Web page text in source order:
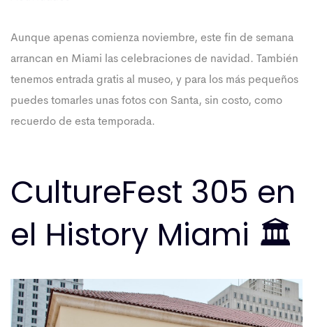
Aunque apenas comienza noviembre, este fin de semana
arrancan en Miami las celebraciones de navidad. También
tenemos entrada gratis al museo, y para los más pequeños
puedes tomarles unas fotos con Santa, sin costo, como
recuerdo de esta temporada.
CultureFest 305 en
el History Miami 🏛